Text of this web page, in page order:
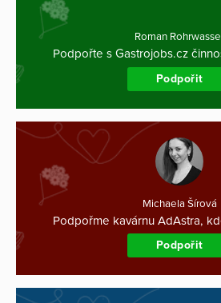
Roman
Podpořte s Gastrojobs.cz
Podpořit
Michaela Šírová
Podpořme kavárnu AdAstra,
Podpořit